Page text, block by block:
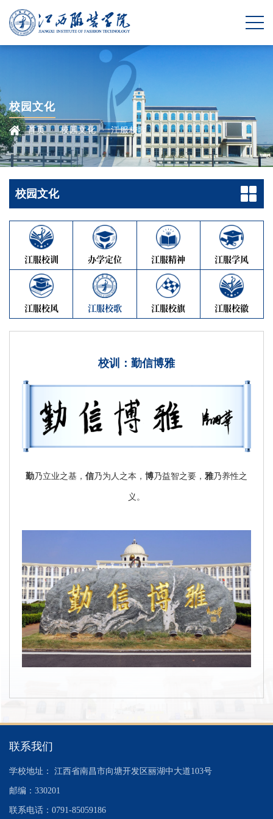
校园文化
首页·校园文化·江服校歌
校园文化
江服校训 办学定位 江服精神 江服学风
江服校风 江服校歌 江服校旗 江服校徽
校训：勤信博雅
勤乃立业之基， 信乃为人之本， 博乃益智之要， 雅乃养性之
义。
联系我们
学校地址： 江西省南昌市向塘开发区丽湖中大道103号
邮编：330201
联系电话：0791-85059186